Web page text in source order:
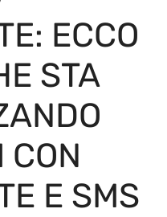
ECCO
STA
CON
E SMS